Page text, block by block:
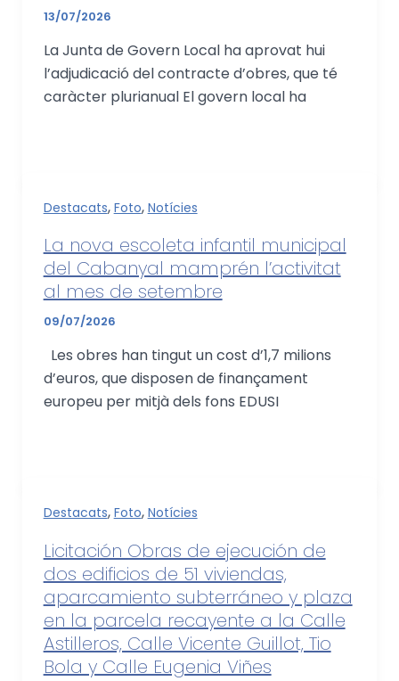
13/07/2026
La Junta de Govern Local ha aprovat hui
l’adjudicació del contracte d’obres, que té
caràcter plurianual El govern local ha
Destacats, Foto, Notícies
La nova escoleta infantil municipal
del Cabanyal mamprén l’activitat
al mes de setembre
09/07/2026
Les obres han tingut un cost d’1,7 milions
d’euros, que disposen de finançament
europeu per mitjà dels fons EDUSI
Destacats, Foto, Notícies
Licitación Obras de ejecución de
dos edificios de 51 viviendas,
aparcamiento subterráneo y plaza
en la parcela recayente a la Calle
Astilleros, Calle Vicente Guillot, Tio
Bola y Calle Eugenia Viñes